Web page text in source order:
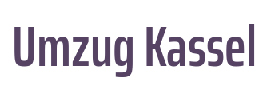
Umzug Kassel